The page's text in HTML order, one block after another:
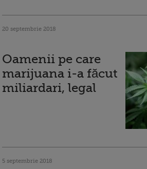
20 septembrie 2018
Oamenii pe care
marijuana i-a făcut
miliardari, legal
5 septembrie 2018